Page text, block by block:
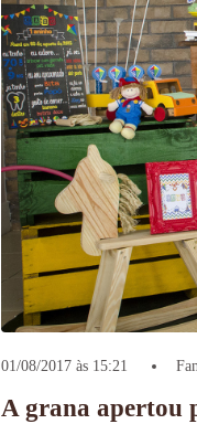
01/08/2017 às 15:21
A grana apertou